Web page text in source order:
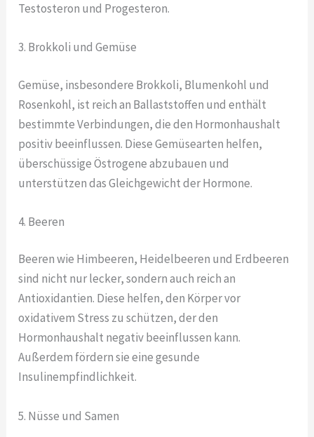
Testosteron und Progesteron.
3. Brokkoli und Gemüse
Gemüse, insbesondere Brokkoli, Blumenkohl und
Rosenkohl, ist reich an Ballaststoffen und enthält
bestimmte Verbindungen, die den Hormonhaushalt
positiv beeinflussen. Diese Gemüsearten helfen,
überschüssige Östrogene abzubauen und
unterstützen das Gleichgewicht der Hormone.
4. Beeren
Beeren wie Himbeeren, Heidelbeeren und Erdbeeren
sind nicht nur lecker, sondern auch reich an
Antioxidantien. Diese helfen, den Körper vor
oxidativem Stress zu schützen, der den
Hormonhaushalt negativ beeinflussen kann.
Außerdem fördern sie eine gesunde
Insulinempfindlichkeit.
5. Nüsse und Samen